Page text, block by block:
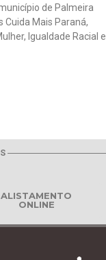
de Palmeira
Cuida Mais Paraná,
Igualdade Racial e
ALISTAMENTO
ONLINE